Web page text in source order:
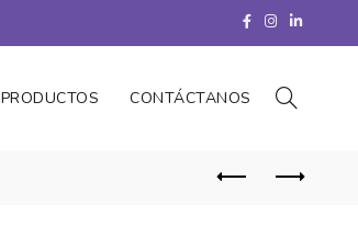
PRODUCTOS CONTÁCTANOS